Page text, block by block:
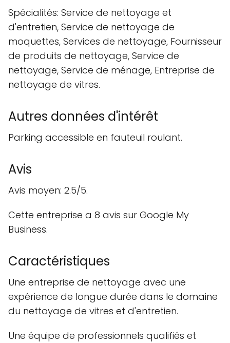
Spécialités: Service de nettoyage et
d'entretien, Service de nettoyage de
moquettes, Services de nettoyage, Fournisseur
de produits de nettoyage, Service de
nettoyage, Service de ménage, Entreprise de
nettoyage de vitres.
Autres données d'intérêt
Parking accessible en fauteuil roulant.
Avis
Avis moyen: 2.5/5.
Cette entreprise a 8 avis sur Google My
Business.
Caractéristiques
Une entreprise de nettoyage avec une
expérience de longue durée dans le domaine
du nettoyage de vitres et d'entretien.
Une équipe de professionnels qualifiés et